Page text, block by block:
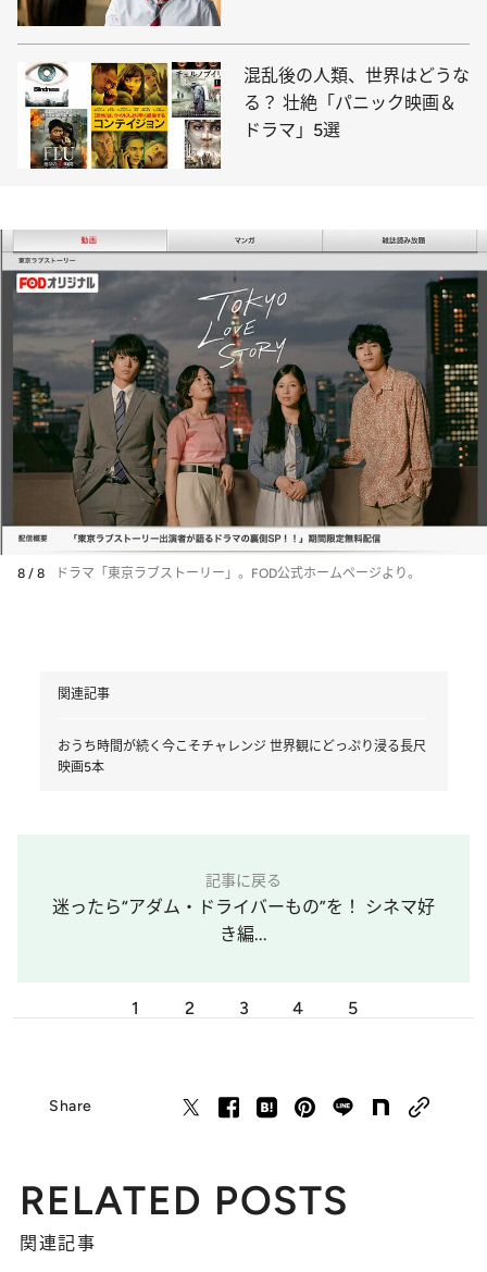
混乱後の人類、世界はどうな
る？ 壮絶「パニック映画＆
ドラマ」5選
8 / 8 ドラマ「東京ラブストーリー」。FOD公式ホームページより。
関連記事
おうち時間が続く今こそチャレンジ 世界観にどっぷり浸る長尺
映画5本
記事に戻る
迷ったら“アダム・ドライバーもの”を！ シネマ好
き編...
1 2 3 4 5
Share
RELATED POSTS
関連記事